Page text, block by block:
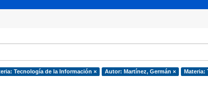
Tecnología de la Información × Autor: Martínez, Germán × Materia: